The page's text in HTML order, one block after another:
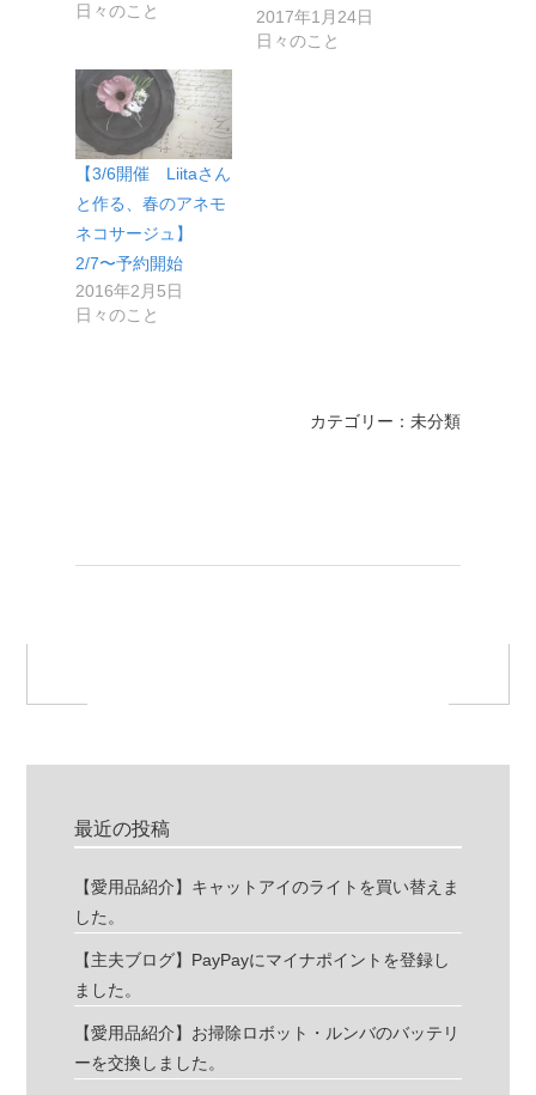
日々のこと
2017年1月24日
日々のこと
【3/6開催 Liitaさん
と作る、春のアネモ
ネコサージュ】
2/7〜予約開始
2016年2月5日
日々のこと
カテゴリー：未分類
最近の投稿
【愛用品紹介】キャットアイのライトを買い替えま
した。
【主夫ブログ】PayPayにマイナポイントを登録し
ました。
【愛用品紹介】お掃除ロボット・ルンバのバッテリ
ーを交換しました。